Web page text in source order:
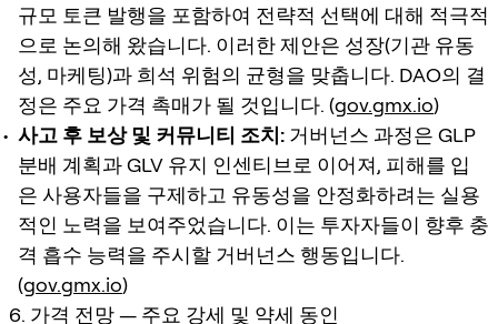
규모 토큰 발행을 포함하여 전략적 선택에 대해 적극적
으로 논의해 왔습니다. 이러한 제안은 성장(기관 유동
성, 마케팅)과 희석 위험의 균형을 맞춥니다. DAO의 결
정은 주요 가격 촉매가 될 것입니다. (gov.gmx.io)
사고 후 보상 및 커뮤니티 조치: 거버넌스 과정은 GLP
분배 계획과 GLV 유지 인센티브로 이어져, 피해를 입
은 사용자들을 구제하고 유동성을 안정화하려는 실용
적인 노력을 보여주었습니다. 이는 투자자들이 향후 충
격 흡수 능력을 주시할 거버넌스 행동입니다.
(gov.gmx.io)
6. 가격 전망 — 주요 강세 및 약세 동인